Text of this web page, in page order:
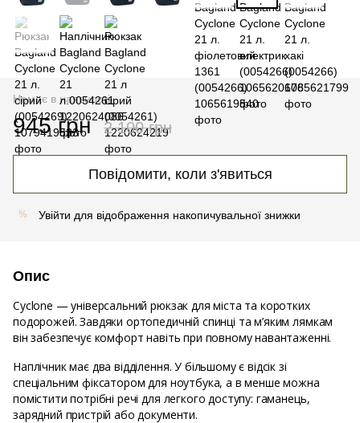
Немає в наявності
945 грн 2 100 грн
Повідомити, коли з'явиться
% Увійти для відображення накопичувальної знижки
Опис
Cyclone — універсальний рюкзак для міста та коротких
подорожей. Завдяки ортопедичній спинці та м’яким лямкам
він забезпечує комфорт навіть при повному навантаженні.
Наплічник має два відділення. У більшому є відсік зі
спеціальним фіксатором для ноутбука, а в менше можна
помістити потрібні речі для легкого доступу: гаманець,
зарядний пристрій або документи.